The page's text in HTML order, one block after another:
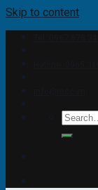
Skip to content